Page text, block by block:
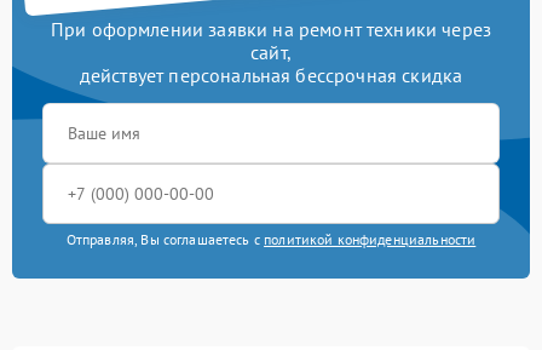
При оформлении заявки на ремонт техники через
сайт,
действует персональная бессрочная скидка
Отправляя, Вы соглашаетесь с политикой конфиденциальности